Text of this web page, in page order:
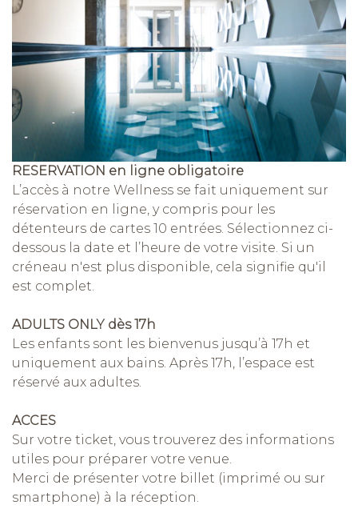
RESERVATION en ligne obligatoire
L’accès à notre Wellness se fait uniquement sur
réservation en ligne, y compris pour les
détenteurs de cartes 10 entrées. Sélectionnez ci-
dessous la date et l’heure de votre visite. Si un
créneau n'est plus disponible, cela signifie qu'il
est complet.
ADULTS ONLY dès 17h
Les enfants sont les bienvenus jusqu’à 17h et
uniquement aux bains. Après 17h, l’espace est
réservé aux adultes.
ACCES
Sur votre ticket, vous trouverez des informations
utiles pour préparer votre venue.
Merci de présenter votre billet (imprimé ou sur
smartphone) à la réception.